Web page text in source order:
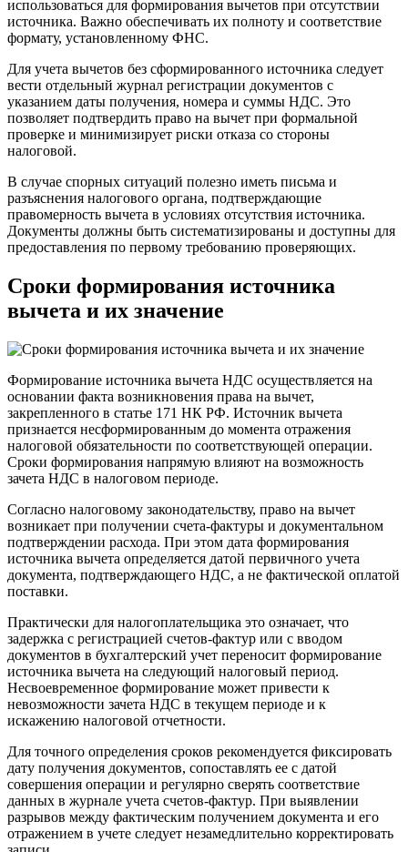
использоваться для формирования вычетов при отсутствии
источника. Важно обеспечивать их полноту и соответствие
формату, установленному ФНС.
Для учета вычетов без сформированного источника следует
вести отдельный журнал регистрации документов с
указанием даты получения, номера и суммы НДС. Это
позволяет подтвердить право на вычет при формальной
проверке и минимизирует риски отказа со стороны
налоговой.
В случае спорных ситуаций полезно иметь письма и
разъяснения налогового органа, подтверждающие
правомерность вычета в условиях отсутствия источника.
Документы должны быть систематизированы и доступны для
предоставления по первому требованию проверяющих.
Сроки формирования источника
вычета и их значение
Формирование источника вычета НДС осуществляется на
основании факта возникновения права на вычет,
закрепленного в статье 171 НК РФ. Источник вычета
признается несформированным до момента отражения
налоговой обязательности по соответствующей операции.
Сроки формирования напрямую влияют на возможность
зачета НДС в налоговом периоде.
Согласно налоговому законодательству, право на вычет
возникает при получении счета-фактуры и документальном
подтверждении расхода. При этом дата формирования
источника вычета определяется датой первичного учета
документа, подтверждающего НДС, а не фактической оплатой
поставки.
Практически для налогоплательщика это означает, что
задержка с регистрацией счетов-фактур или с вводом
документов в бухгалтерский учет переносит формирование
источника вычета на следующий налоговый период.
Несвоевременное формирование может привести к
невозможности зачета НДС в текущем периоде и к
искажению налоговой отчетности.
Для точного определения сроков рекомендуется фиксировать
дату получения документов, сопоставлять ее с датой
совершения операции и регулярно сверять соответствие
данных в журнале учета счетов-фактур. При выявлении
разрывов между фактическим получением документа и его
отражением в учете следует незамедлительно корректировать